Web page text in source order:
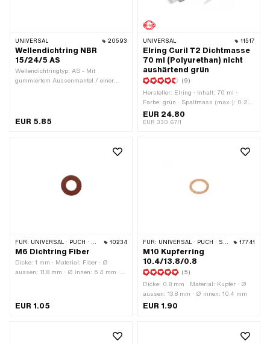
UNIVERSAL 20593
Wellendichtring NBR
15/24/5 AS
Wellendichtringtyp: AS - Mit
gummiertem Aussenmantel / einer
Temperaturbeständigkeit (min.): -30 -
EUR 5.85
UNIVERSAL 11517
Elring Curil T2 Dichtmasse
70 ml (Polyurethan) nicht
aushärtend grün
(9)
Hersteller: Elring · Inhalt: 70 ml ·
Farbe: grün · Spaltmass (max.): 0.2
mm · Temperaturbeständigkeit (min.):
-55 - 250 °C · Anwendungsbereich:
EUR 24.80
EUR 330.67/l
FÜR: UNIVERSAL · PUCH · SACHS · PONY / CILO (BETA 521 & 512) 10234
M6 Dichtring Fiber
Dicke: 1 mm · Material: Fiber · Ø
aussen: 11.8 mm · Ø innen: 6.4 mm ·
Standard · Puch OEM-Nr.: 24365
EUR 1.05
FÜR: UNIVERSAL · PUCH · SACHS · PONY / CILO (BETA 521 & 512) 17741
M10 Kupferring
10.4/13.8/0.8
(5)
Dicke: 0.8 mm · Material: Kupfer · Ø
aussen: 13.8 mm · Ø innen: 10.4 mm
EUR 1.90